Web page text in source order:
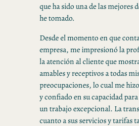
que ha sido una de las mejores
he tomado.
Desde el momento en que
empresa, me impresionó la
la atención al cliente que
amables y receptivos a todas
preocupaciones, lo cual me
y confiado en su capacidad
un trabajo excepcional. La
cuanto a sus servicios y tarifas